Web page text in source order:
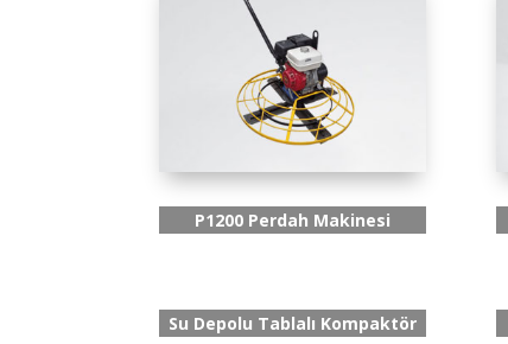
P1200 Perdah Makinesi
Su Depolu Tablalı Kompaktör